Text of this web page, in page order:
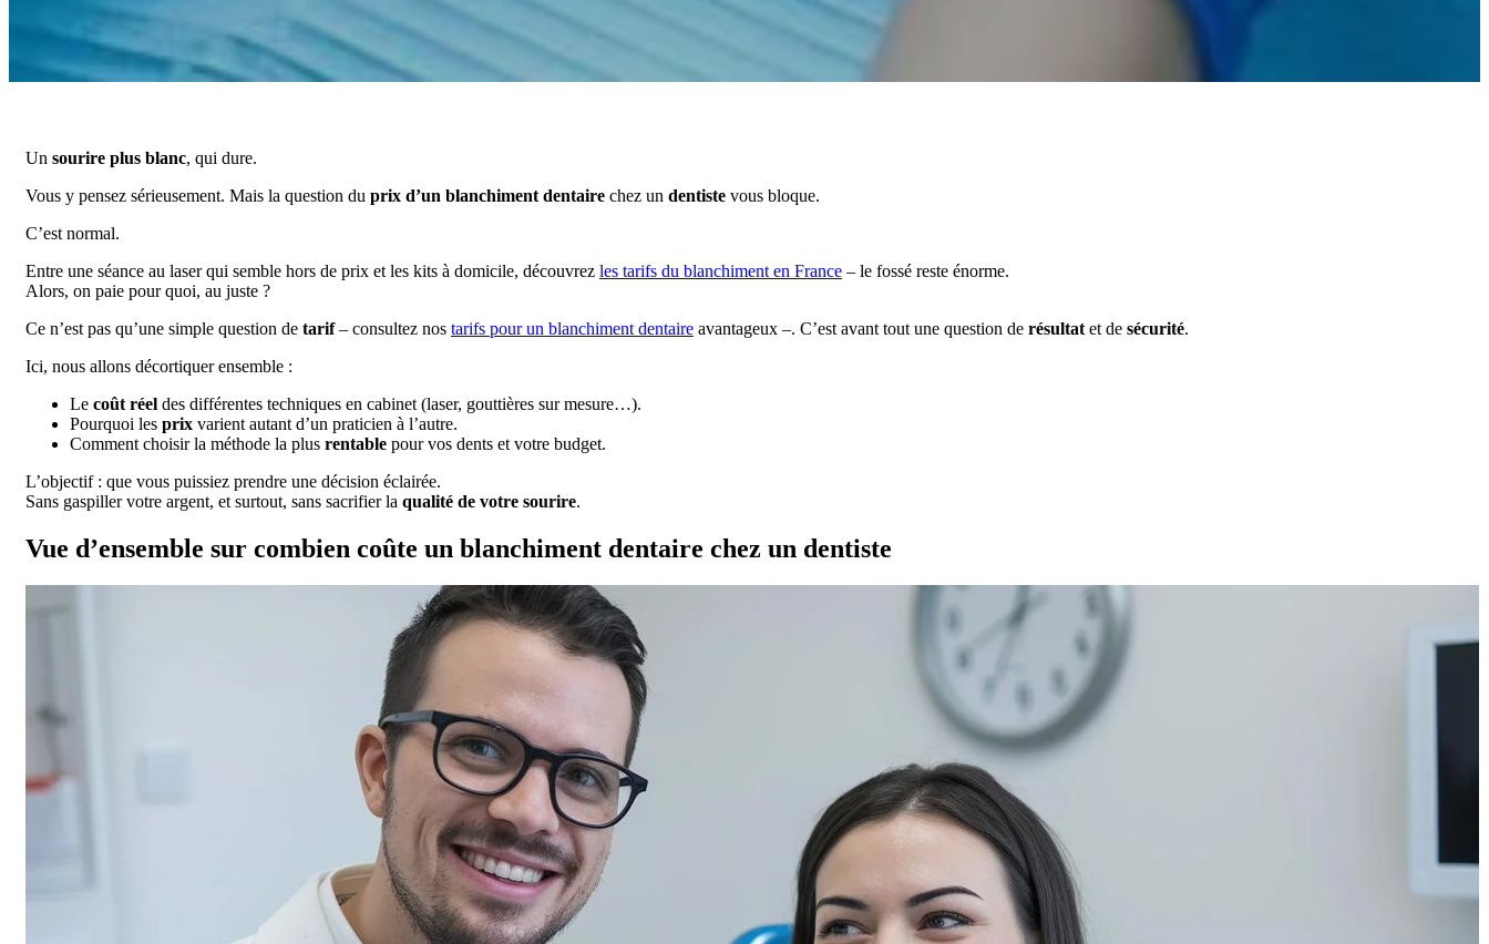
Un sourire plus blanc, qui dure.
Vous y pensez sérieusement. Mais la question du prix d’un blanchiment dentaire chez un dentiste vous bloque.
C’est normal.
Entre une séance au laser qui semble hors de prix et les kits à domicile, découvrez les tarifs du blanchiment en France – le fossé reste énorme.
Alors, on paie pour quoi, au juste ?
Ce n’est pas qu’une simple question de tarif– consultez nos tarifs pour un blanchiment dentaire avantageux –. C’est avant tout une question de résultat et de sécurité.
Ici, nous allons décortiquer ensemble :
Le coût réel des différentes techniques en cabinet (laser, gouttières sur mesure…).
Pourquoi les prix varient autant d’un praticien à l’autre.
Comment choisir la méthode la plus rentable pour vos dents et votre budget.
L’objectif : que vous puissiez prendre une décision éclairée.
Sans gaspiller votre argent, et surtout, sans sacrifier la qualité de votre sourire.
Vue d’ensemble sur combien coûte un blanchiment dentaire chez un dentiste